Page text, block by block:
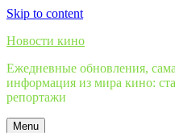
Skip to content
Новости кино
Ежедневные обновления,
информация из мира кино:
репортажи
Menu